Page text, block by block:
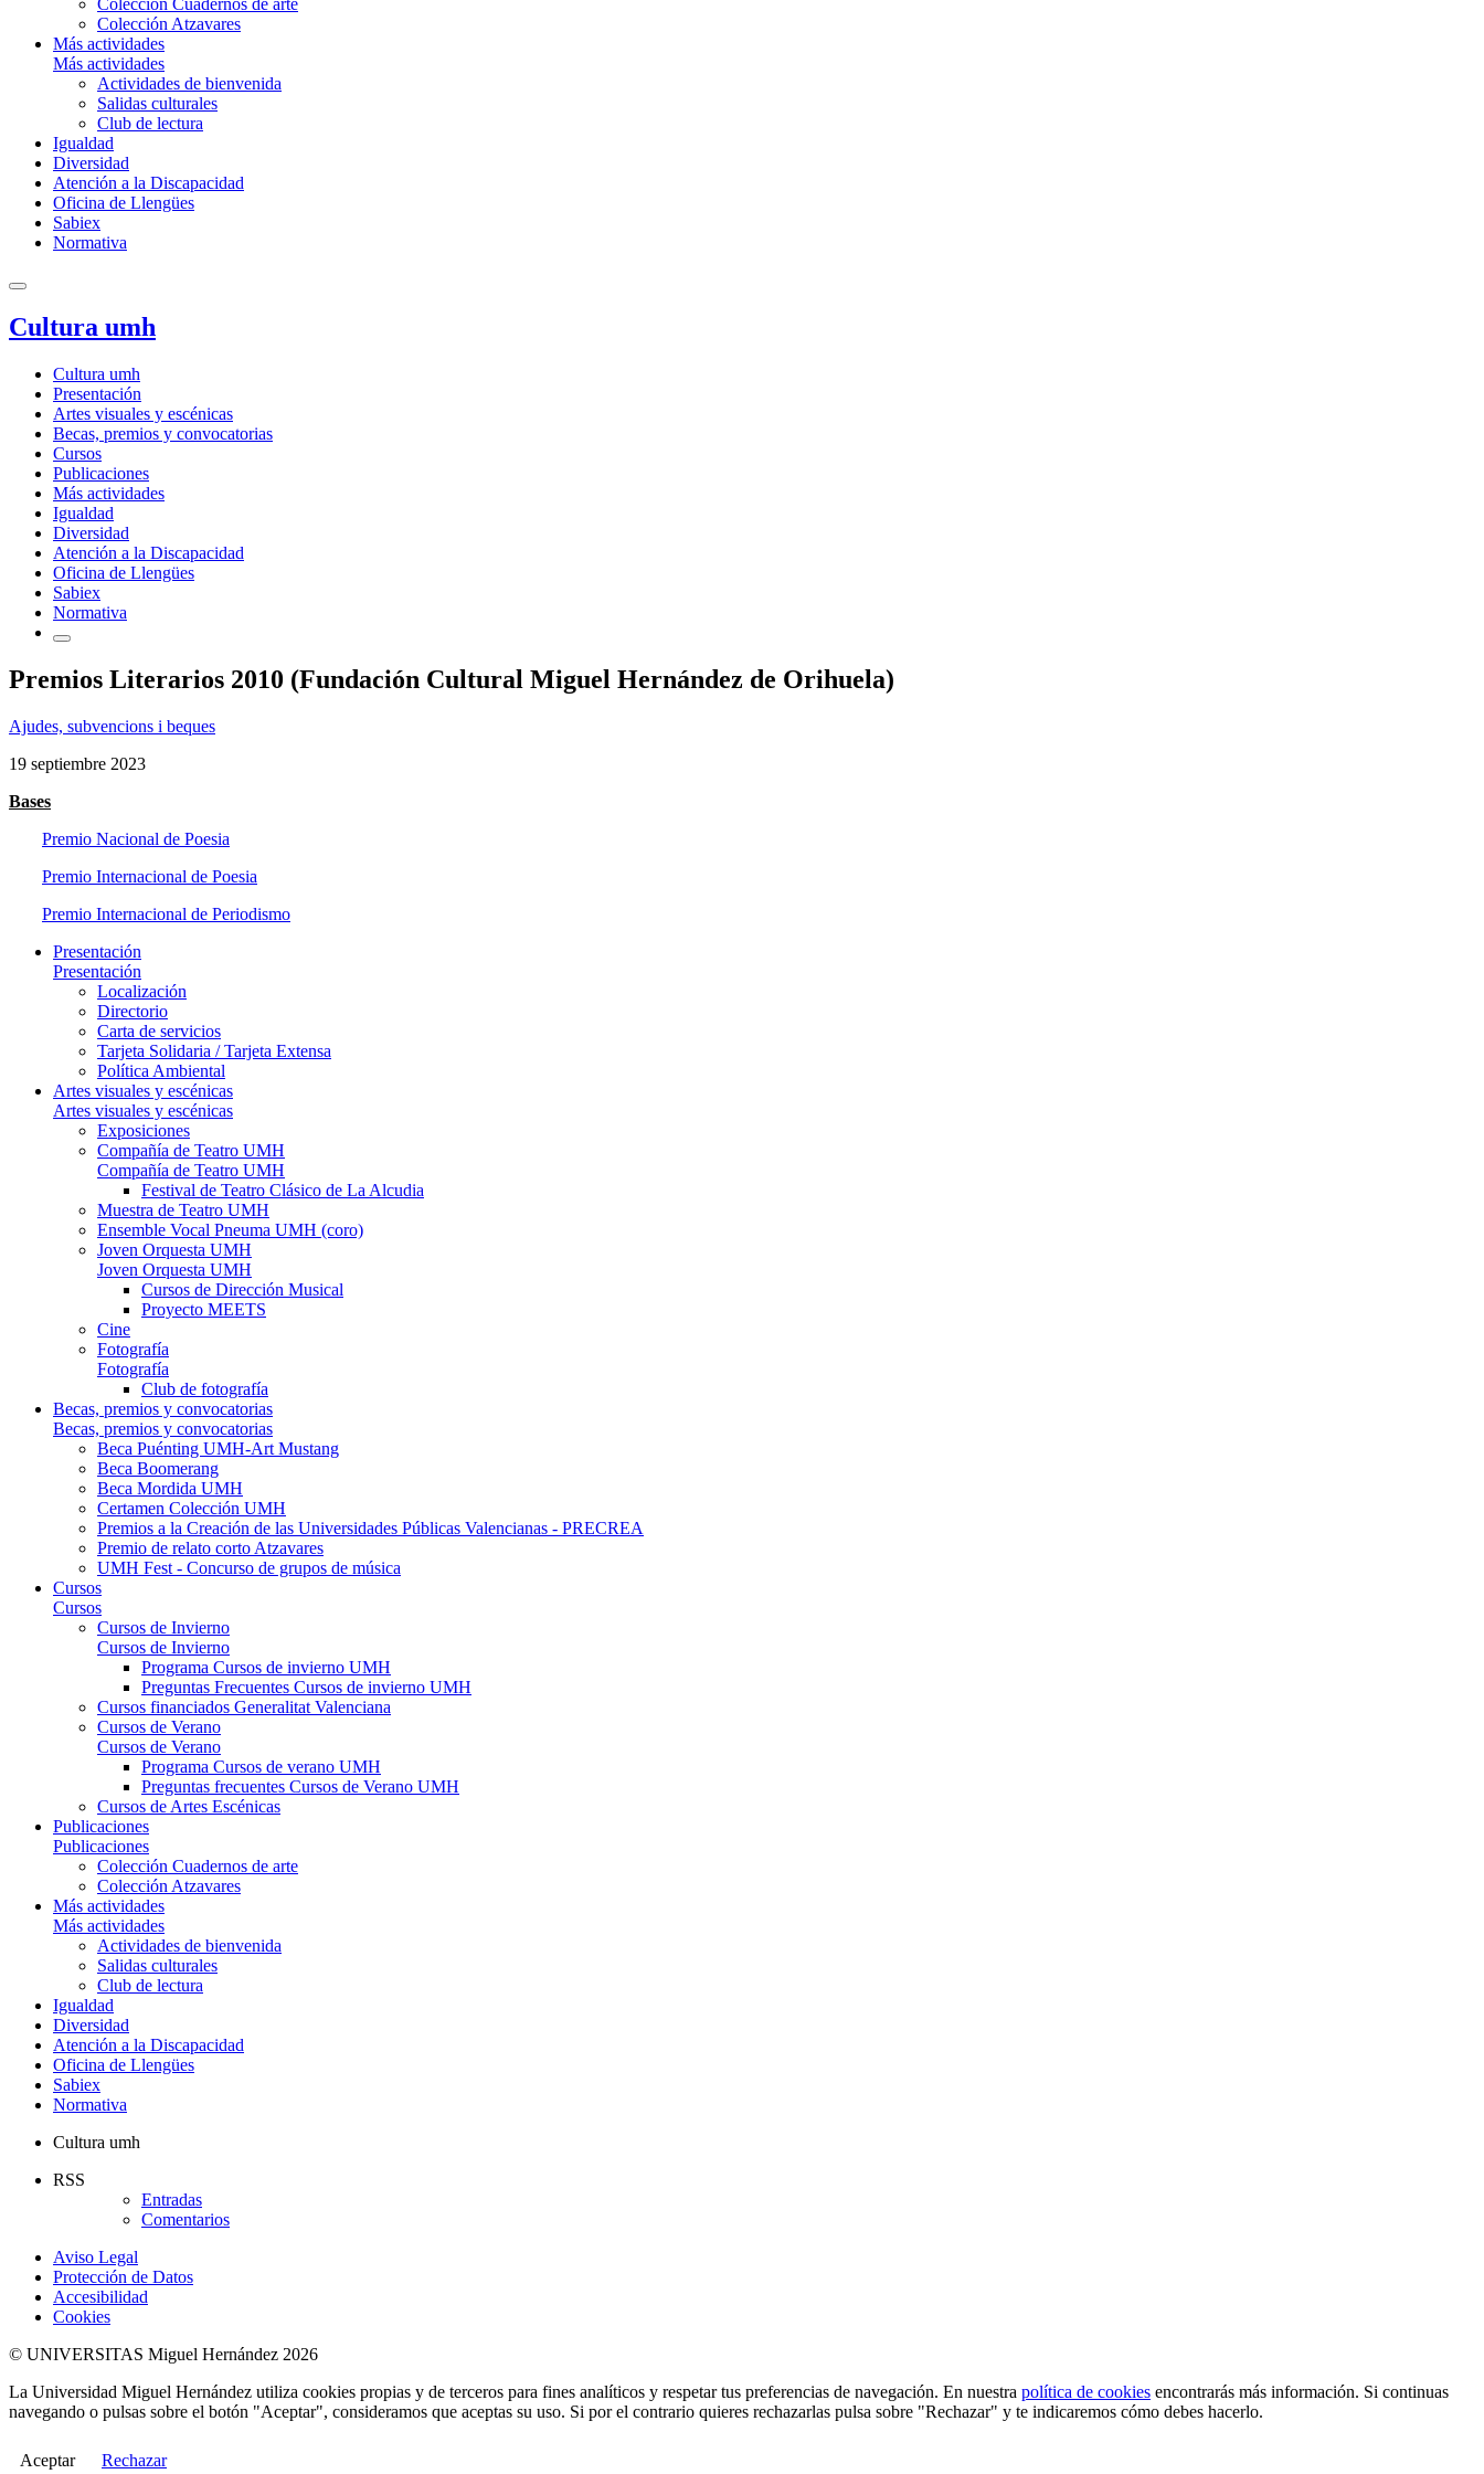
Colección Cuadernos de arte
Colección Atzavares
Más actividades
Más actividades
Actividades de bienvenida
Salidas culturales
Club de lectura
Igualdad
Diversidad
Atención a la Discapacidad
Oficina de Llengües
Sabiex
Normativa
Cultura umh
Cultura umh
Presentación
Artes visuales y escénicas
Becas, premios y convocatorias
Cursos
Publicaciones
Más actividades
Igualdad
Diversidad
Atención a la Discapacidad
Oficina de Llengües
Sabiex
Normativa
Premios Literarios 2010 (Fundación Cultural Miguel Hernández de Orihuela)
Ajudes, subvencions i beques
19 septiembre 2023
Bases
Premio Nacional de Poesia
Premio Internacional de Poesia
Premio Internacional de Periodismo
Presentación
Presentación
Localización
Directorio
Carta de servicios
Tarjeta Solidaria / Tarjeta Extensa
Política Ambiental
Artes visuales y escénicas
Artes visuales y escénicas
Exposiciones
Compañía de Teatro UMH
Compañía de Teatro UMH
Festival de Teatro Clásico de La Alcudia
Muestra de Teatro UMH
Ensemble Vocal Pneuma UMH (coro)
Joven Orquesta UMH
Joven Orquesta UMH
Cursos de Dirección Musical
Proyecto MEETS
Cine
Fotografía
Fotografía
Club de fotografía
Becas, premios y convocatorias
Becas, premios y convocatorias
Beca Puénting UMH-Art Mustang
Beca Boomerang
Beca Mordida UMH
Certamen Colección UMH
Premios a la Creación de las Universidades Públicas Valencianas - PRECREA
Premio de relato corto Atzavares
UMH Fest - Concurso de grupos de música
Cursos
Cursos
Cursos de Invierno
Cursos de Invierno
Programa Cursos de invierno UMH
Preguntas Frecuentes Cursos de invierno UMH
Cursos financiados Generalitat Valenciana
Cursos de Verano
Cursos de Verano
Programa Cursos de verano UMH
Preguntas frecuentes Cursos de Verano UMH
Cursos de Artes Escénicas
Publicaciones
Publicaciones
Colección Cuadernos de arte
Colección Atzavares
Más actividades
Más actividades
Actividades de bienvenida
Salidas culturales
Club de lectura
Igualdad
Diversidad
Atención a la Discapacidad
Oficina de Llengües
Sabiex
Normativa
Cultura umh
RSS
Entradas
Comentarios
Aviso Legal
Protección de Datos
Accesibilidad
Cookies
© UNIVERSITAS Miguel Hernández 2026
La Universidad Miguel Hernández utiliza cookies propias y de terceros para fines analíticos y respetar tus preferencias de navegación. En nuestra política de cookies encontrarás más información. Si continuas
navegando o pulsas sobre el botón "Aceptar", consideramos que aceptas su uso. Si por el contrario quieres rechazarlas pulsa sobre "Rechazar" y te indicaremos cómo debes hacerlo.
Aceptar Rechazar